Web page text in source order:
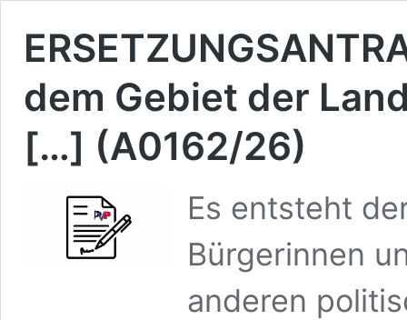
dem Gebiet der
[…] (A0162/26)
Es entsteht
Bürgerinnen
anderen